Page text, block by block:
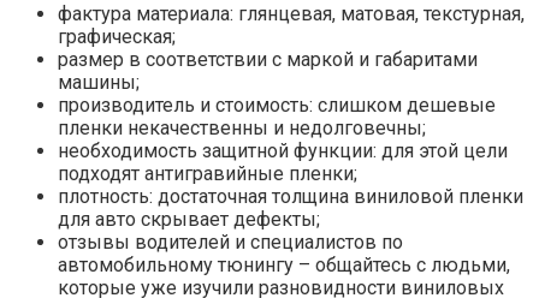
фактура материала: глянцевая, матовая, текстурная,
графическая;
размер в соответствии с маркой и габаритами
машины;
производитель и стоимость: слишком дешевые
пленки некачественны и недолговечны;
необходимость защитной функции: для этой цели
подходят антигравийные пленки;
плотность: достаточная толщина виниловой пленки
для авто скрывает дефекты;
отзывы водителей и специалистов по
автомобильному тюнингу – общайтесь с людьми,
которые уже изучили разновидности виниловых